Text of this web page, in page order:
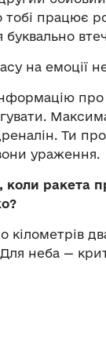
тобі працює
буквально
на емоції
про
Ти
ураження.
ракета
кілометрів
неба —